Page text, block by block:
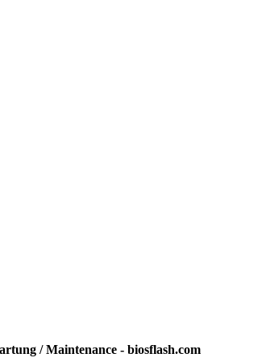
/ Maintenance - biosflash.com